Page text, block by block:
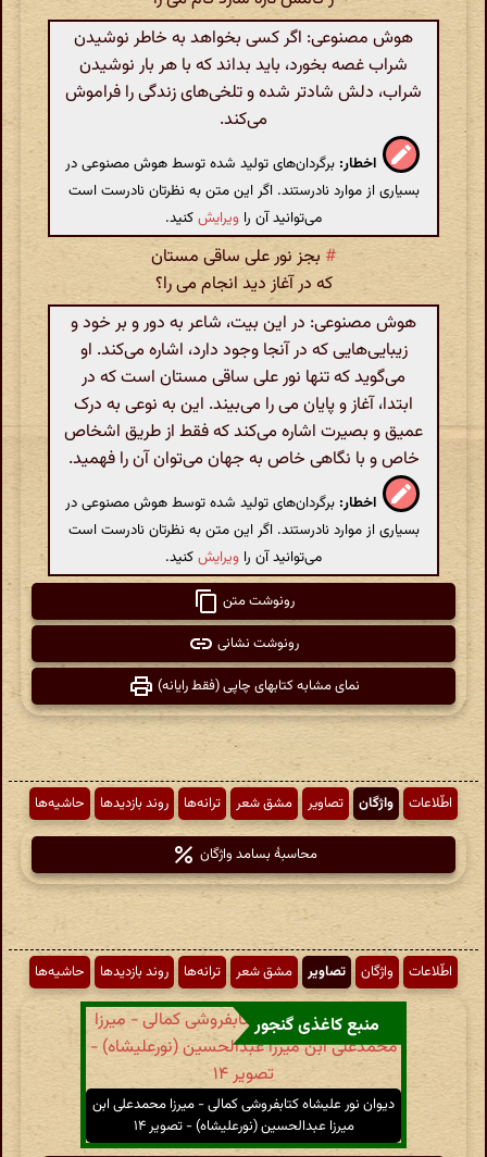
هوش مصنوعی: اگر کسی بخواهد به خاطر نوشیدن
شراب غصه بخورد، باید بداند که با هر بار نوشیدن
شراب، دلش شادتر شده و تلخی‌های زندگی را فراموش
می‌کند.
اخطار: برگردان‌های تولید شده توسط هوش مصنوعی در
بسیاری از موارد نادرستند. اگر این متن به نظرتان نادرست است
می‌توانید آن را ویرایشکنید.
# بجز نور علی ساقی مستان
که در آغاز دید انجام می را؟
هوش مصنوعی: در این بیت، شاعر به دور و بر خود و
زیبایی‌هایی که در آنجا وجود دارد، اشاره می‌کند. او
می‌گوید که تنها نور علی ساقی مستان است که در
ابتدا، آغاز و پایان می را می‌بیند. این به نوعی به درک
عمیق و بصیرت اشاره می‌کند که فقط از طریق اشخاص
خاص و با نگاهی خاص به جهان می‌توان آن را فهمید.
اخطار: برگردان‌های تولید شده توسط هوش مصنوعی در
بسیاری از موارد نادرستند. اگر این متن به نظرتان نادرست است
می‌توانید آن را ویرایشکنید.
رونوشت متن
رونوشت نشانی
نمای مشابه کتابهای چاپی (فقط رایانه)
اطّلاعات واژگان تصاویر مشق شعر ترانه‌ها روند بازدیدها حاشیه‌ها
محاسبهٔ بسامد واژگان
اطّلاعات واژگان تصاویر مشق شعر ترانه‌ها روند بازدیدها حاشیه‌ها
منبع کاغذی گنجور
دیوان نور علیشاه کتابفروشی کمالی - میرزا محمدعلی ابن
میرزا عبدالحسین (نورعلیشاه) - تصویر ۱۴